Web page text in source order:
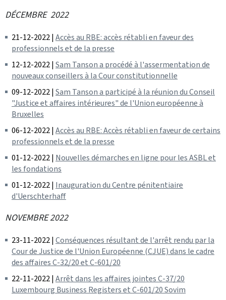
DÉCEMBRE 2022
21-12-2022 |Accès au RBE: accès rétabli en faveur des
professionnels et de la presse
12-12-2022 |Sam Tanson a procédé à l'assermentation de
nouveaux conseillers à la Cour constitutionnelle
09-12-2022 |Sam Tanson a participé à la réunion du Conseil
"Justice et affaires intérieures" de l'Union européenne à
Bruxelles
06-12-2022 |Accès au RBE: Accès rétabli en faveur de certains
professionnels et de la presse
01-12-2022 | Nouvelles démarches en ligne pour les ASBL et
les fondations
01-12-2022 | Inauguration du Centre pénitentiaire
d'Uerschterhaff
NOVEMBRE 2022
23-11-2022 |Conséquences résultant de l'arrêt rendu par la
Cour de Justice de l'Union Européenne (CJUE) dans le cadre
des affaires C-32/20 et C-601/20
22-11-2022 |Arrêt dans les affaires jointes C-37/20
Luxembourg Business Registers et C-601/20 Sovim